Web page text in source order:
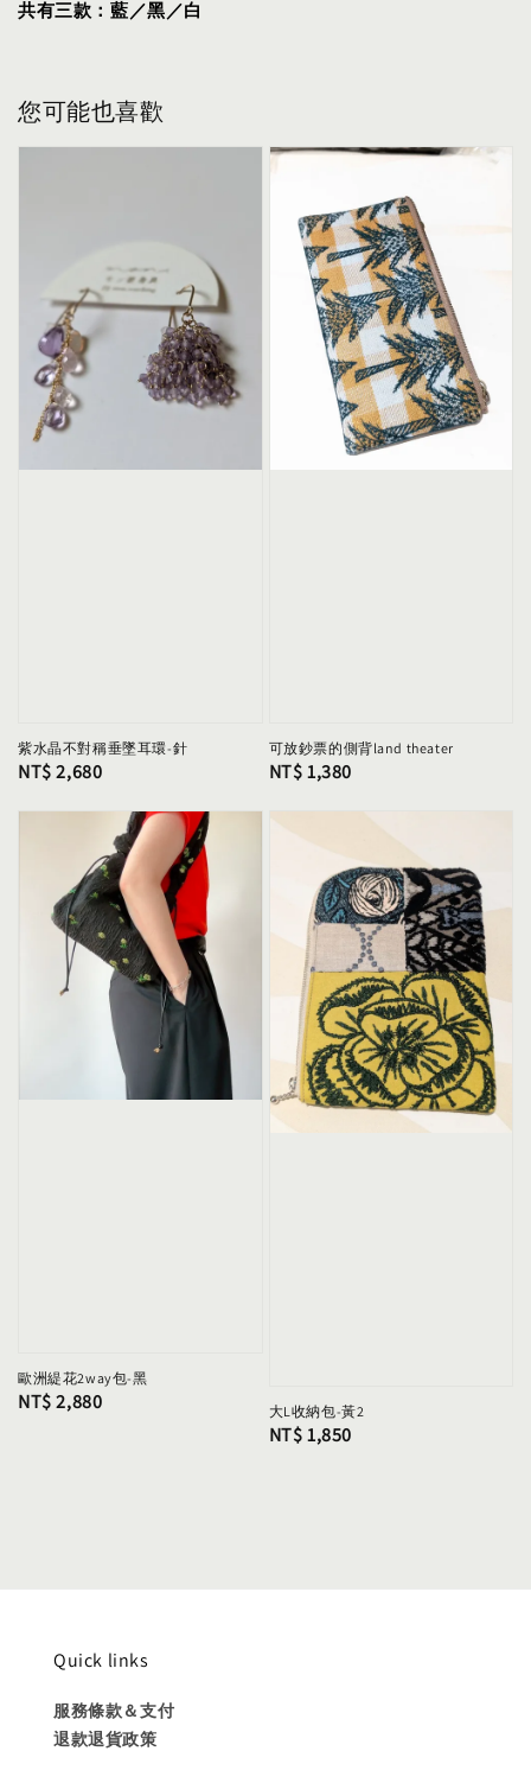
共有三款：藍／黑／白
您可能也喜歡
紫水晶不對稱垂墜耳環-針
Regular
NT$ 2,680
可放鈔票的側背land theater
Regular
NT$ 1,380
歐洲緹花2way包-黑
Regular
NT$ 2,880 大L收納包-黃2
Regular
NT$ 1,850
Quick links
服務條款＆支付
退款退貨政策